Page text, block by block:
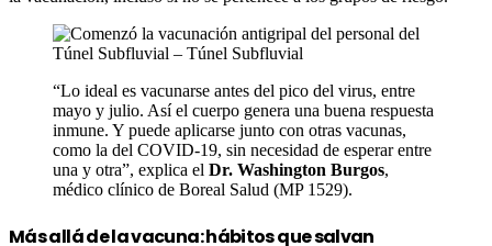
“Lo ideal es vacunarse antes del pico del virus, entre
mayo y julio. Así el cuerpo genera una buena respuesta
inmune. Y puede aplicarse junto con otras vacunas,
como la del COVID-19, sin necesidad de esperar entre
una y otra”, explica el Dr. Washington Burgos,
médico clínico de Boreal Salud (MP 1529).
Más allá de la vacuna: hábitos que salvan